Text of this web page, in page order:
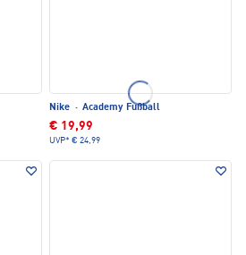
Nike · Academy Fußball
€ 19,99
UVP* € 24,99